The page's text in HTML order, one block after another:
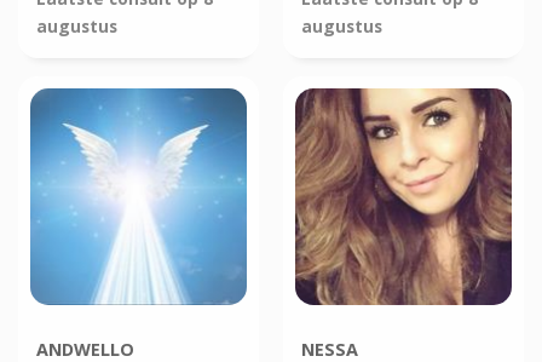
augustus
augustus
ANDWELLO NESSA